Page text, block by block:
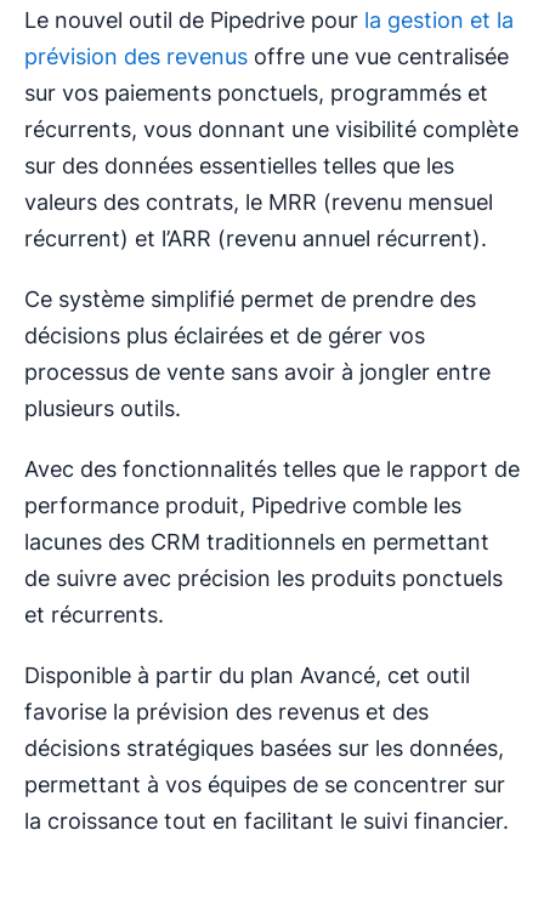
Le nouvel outil de Pipedrive pour la gestion et la
prévision des revenus offre une vue centralisée
sur vos paiements ponctuels, programmés et
récurrents, vous donnant une visibilité complète
sur des données essentielles telles que les
valeurs des contrats, le MRR (revenu mensuel
récurrent) et l’ARR (revenu annuel récurrent).
Ce système simplifié permet de prendre des
décisions plus éclairées et de gérer vos
processus de vente sans avoir à jongler entre
plusieurs outils.
Avec des fonctionnalités telles que le rapport de
performance produit, Pipedrive comble les
lacunes des CRM traditionnels en permettant
de suivre avec précision les produits ponctuels
et récurrents.
Disponible à partir du plan Avancé, cet outil
favorise la prévision des revenus et des
décisions stratégiques basées sur les données,
permettant à vos équipes de se concentrer sur
la croissance tout en facilitant le suivi financier.